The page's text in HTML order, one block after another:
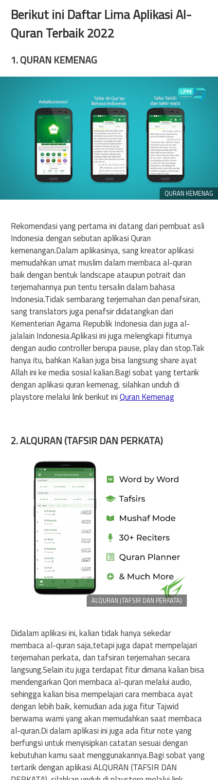
Berikut ini Daftar Lima Aplikasi Al-
Quran Terbaik 2022
1. QURAN KEMENAG
QURAN KEMENAG
Rekomendasi yang pertama ini datang dari pembuat asli
Indonesia dengan sebutan aplikasi Quran
kemenangan.Dalam aplikasinya, sang kreator aplikasi
memudahkan umat muslim dalam membaca al-quran
baik dengan bentuk landscape ataupun potrait dan
terjemahannya pun tentu tersalin dalam bahasa
Indonesia.Tidak sembarang terjemahan dan penafsiran,
sang translators juga penafsir didatangkan dari
Kementerian Agama Republik Indonesia dan juga al-
jalalain Indonesia.Aplikasi ini juga melengkapi fiturnya
dengan audio controller berupa pause, play dan stop.Tak
hanya itu, bahkan Kalian juga bisa langsung share ayat
Allah ini ke media sosial kalian.Bagi sobat yang tertarik
dengan aplikasi quran kemenag, silahkan unduh di
playstore melalui link berikut iniQuran Kemenag
2. ALQURAN (TAFSIR DAN PERKATA)
ALQURAN (TAFSIR DAN PERKATA)
Didalam aplikasi ini, kalian tidak hanya sekedar
membaca al-quran saja,tetapi juga dapat mempelajari
terjemahan perkata, dan tafsiran terjemahan secara
langsung.Selain itu juga terdapat fitur dimana kalian bisa
mendengarkan Qori membaca al-quran melalui audio,
sehingga kalian bisa mempelajari cara membaca ayat
dengan lebih baik, kemudian ada juga fitur Tajwid
berwarna warni yang akan memudahkan saat membaca
al-quran.Di dalam aplikasi ini juga ada fitur note yang
berfungsi untuk menyisipkan catatan sesuai dengan
kebutuhan kamu saat menggunakannya.Bagi sobat yang
tertarik dengan aplikasi ALQURAN (TAFSIR DAN